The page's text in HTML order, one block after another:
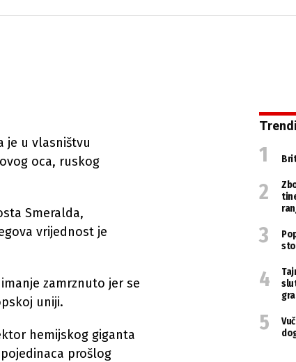
je u vlasništvu
oca, ruskog
Smeralda,
vrijednost je
zamrznuto jer se
uniji.
hemijskog giganta
prošlog